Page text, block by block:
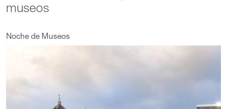
museos
Noche de Museos